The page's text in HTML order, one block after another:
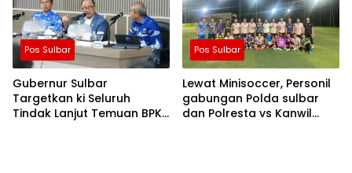
Pos Sulbar
Gubernur Sulbar
Targetkan ki Seluruh
Tindak Lanjut Temuan BPK
Pos Sulbar
Lewat Minisoccer, Personil
gabungan Polda sulbar
dan Polresta vs Kanwil